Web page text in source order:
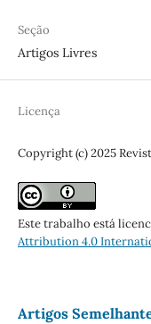
Seção
Artigos Livres
Licença
Copyright (c) 2025
Este trabalho está
Attribution 4.0
Artigos